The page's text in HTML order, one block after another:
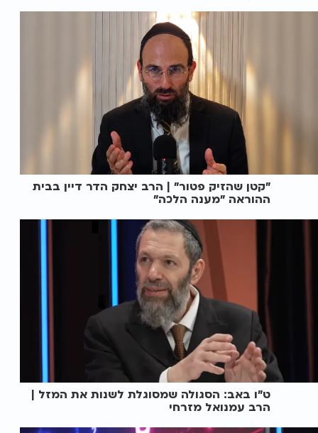
"קטן שהזיק פטור" | הרב יצחק הדר דיין בבית
ההוראה "מענה הלכה"
ט"ו באב: הסגולה שמסוגלת לשנות את המזל |
הרב עמנואל מזרחי